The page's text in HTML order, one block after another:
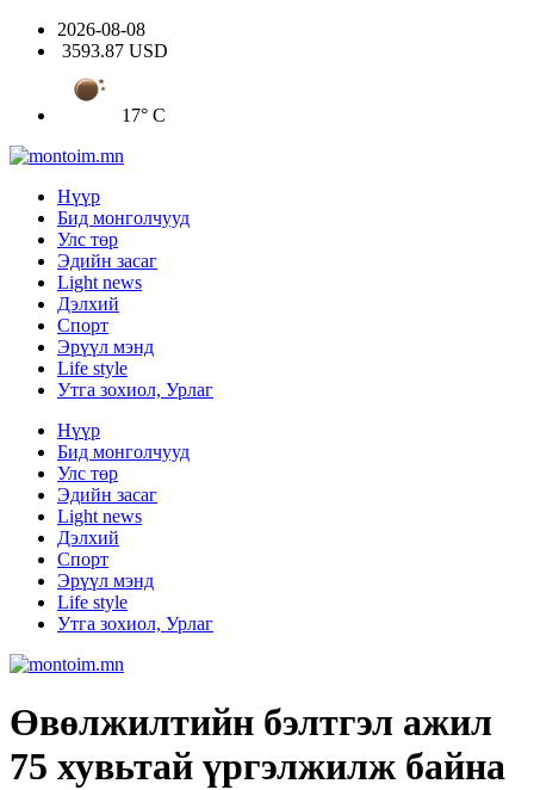
2026-08-08
3593.87 USD
17° C
Нүүр
Бид монголчууд
Улс төр
Эдийн засаг
Light news
Дэлхий
Спорт
Эрүүл мэнд
Life style
Утга зохиол, Урлаг
Нүүр
Бид монголчууд
Улс төр
Эдийн засаг
Light news
Дэлхий
Спорт
Эрүүл мэнд
Life style
Утга зохиол, Урлаг
Өвөлжилтийн бэлтгэл ажил
75 хувьтай үргэлжилж байна